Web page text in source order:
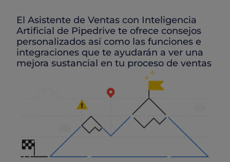
El Asistente de Ventas con Inteligencia
Artificial de Pipedrive te ofrece consejos
personalizados así como las funciones e
integraciones que te ayudarán a ver una
mejora sustancial en tu proceso de ventas